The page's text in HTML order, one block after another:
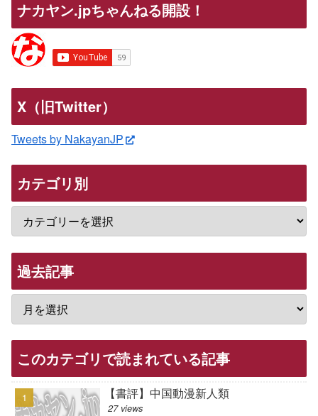
ナカヤン.jpちゃんねる開設！
X（旧Twitter）
Tweets by NakayanJP
カテゴリ別
過去記事
このカテゴリで読まれている記事
【書評】中国動漫新人類
27 views